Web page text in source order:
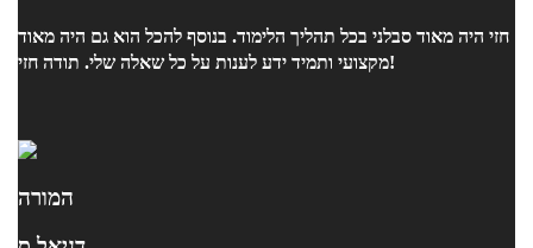
חזי היה מאוד סבלני בכל תהליך הלימוד. בנוסף להכל הוא גם היה מאוד
מקצועי ותמיד ידע לענות על כל שאלה שלי. תודה חזי!
המורה